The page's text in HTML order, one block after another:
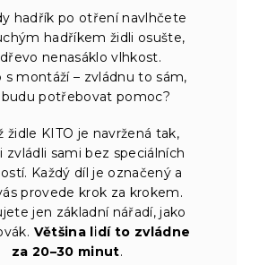
hadřík po otření navlhčete
hadříkem židli osušte,
nenasáklo vlhkost.
s montáží – zvládnu to sám,
potřebovat pomoc?
židle KITO je navržená tak,
zvládli sami bez speciálních
Každý díl je označený a
provede krok za krokem.
jen základní nářadí, jako
Většina lidí to zvládne
za 20–30 minut.